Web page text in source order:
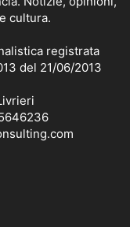
cultura.
registrata
del 21/06/2013